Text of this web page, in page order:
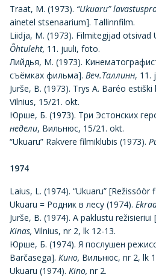
Traat, M. (1973). “Ukuaru”
ainetel stsenaarium]. Tallinnfilm.
Liidja, M. (1973). Filmitegijad
Õhtuleht, 11. juuli, foto.
Лийдья, М. (1973).
съёмках фильма]. Веч.Таллинн, 11.
Jurše, B. (1973). Trys A. Baréo estiški
Vilnius, 15/21. okt.
Юрше, Б. (1973). Три Эстонских
недели, Вильнюс, 15/21. okt.
“Ukuaru” Rakvere filmiklubis (1973).
1974
Laius, L. (1974). “Ukuaru” [Režissöör
Ukuaru = Родник в лесу (1974).
Jurše, B. (1974). A paklustu
Kinas, Vilnius, nr 2, lk 12-13.
Юрше, Б. (1974). Я послушен
Barčasega]. Кино, Вильнюс, nr 2, lk
Ukuaru (1974). Kino, nr 2.